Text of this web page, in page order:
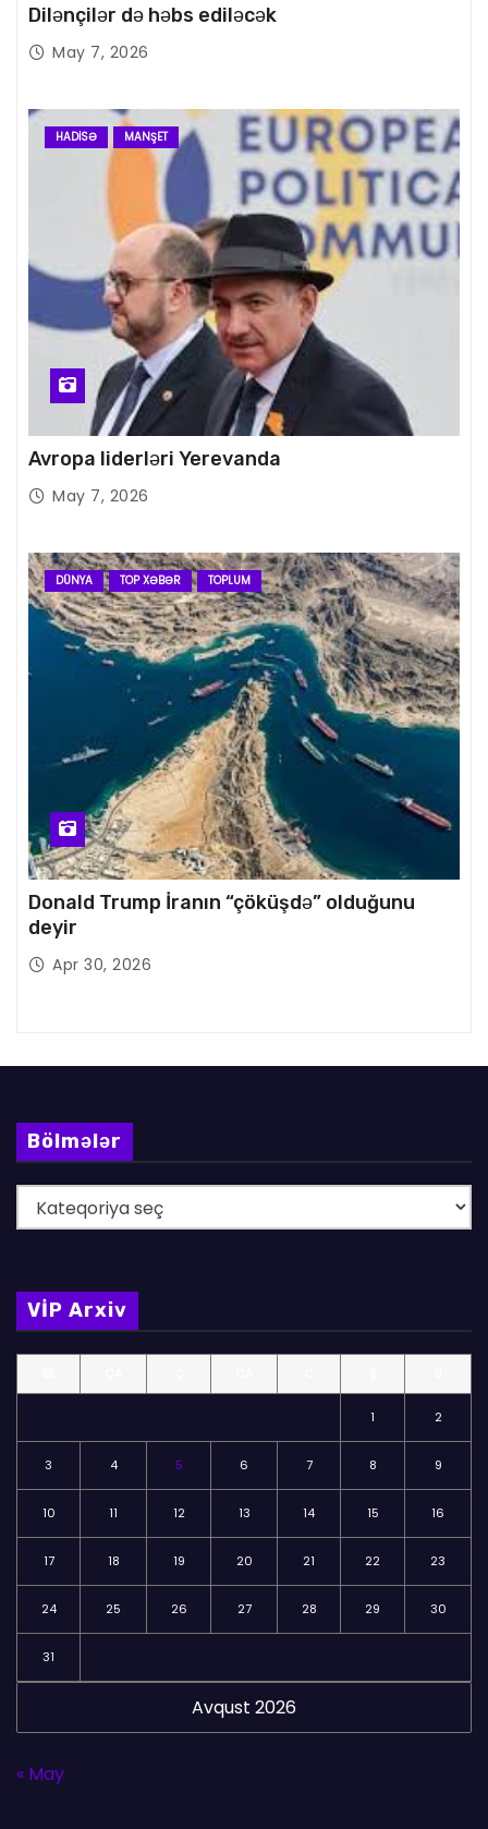
Dilənçilər də həbs ediləcək
May 7, 2026
HADISƏ MANŞET
Avropa liderləri Yerevanda
May 7, 2026
DÜNYA TOP XƏBƏR TOPLUM
Donald Trump İranın “çöküşdə” olduğunu
deyir
Apr 30, 2026
Bölmələr
ö
m
l
VİP Arxiv
Avqust 2026
1 2
3 4 5 6 7 8 9
10 11 12 13 14 15 16
17 18 19 20 21 22 23
24 25 26 27 28 29 30
31
« May